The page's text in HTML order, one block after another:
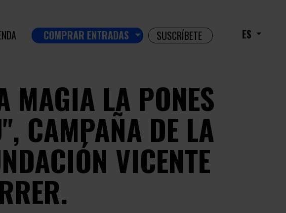
ES
COMPRAR ENTRADAS SUSCRÍBETE
MAGIA LA PONES
CAMPAÑA DE LA
VICENTE